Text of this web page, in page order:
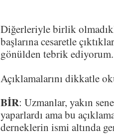
Diğerleriyle birlik
başlarına cesaretle
gönülden tebrik
Açıklamalarını dikkatle
BİR: Uzmanlar, yakın
yaparlardı ama bu
derneklerin ismi altında